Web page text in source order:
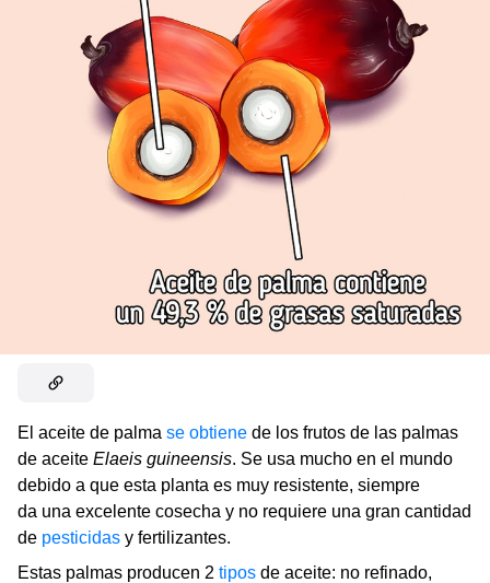
El aceite de palma se obtiene de los frutos de las palmas
de aceite Elaeis guineensis. Se usa mucho en el mundo
debido a que esta planta es muy resistente, siempre
da una excelente cosecha y no requiere una gran cantidad
de pesticidas y fertilizantes.
Estas palmas producen 2 tipos de aceite: no refinado,